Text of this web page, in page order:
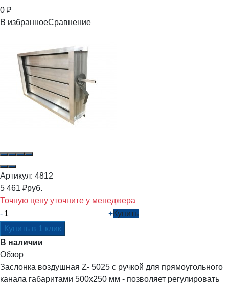
0 ₽
В избранноеСравнение
Артикул: 4812
5 461 ₽руб.
Точную цену уточните у менеджера
-
+Купить
В наличии
Обзор
Заслонка воздушная Z- 5025 с ручкой для прямоугольного
канала габаритами 500x250 мм - позволяет регулировать